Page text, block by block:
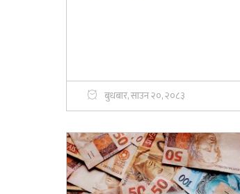
बुधबार, साउन २०, २०८३